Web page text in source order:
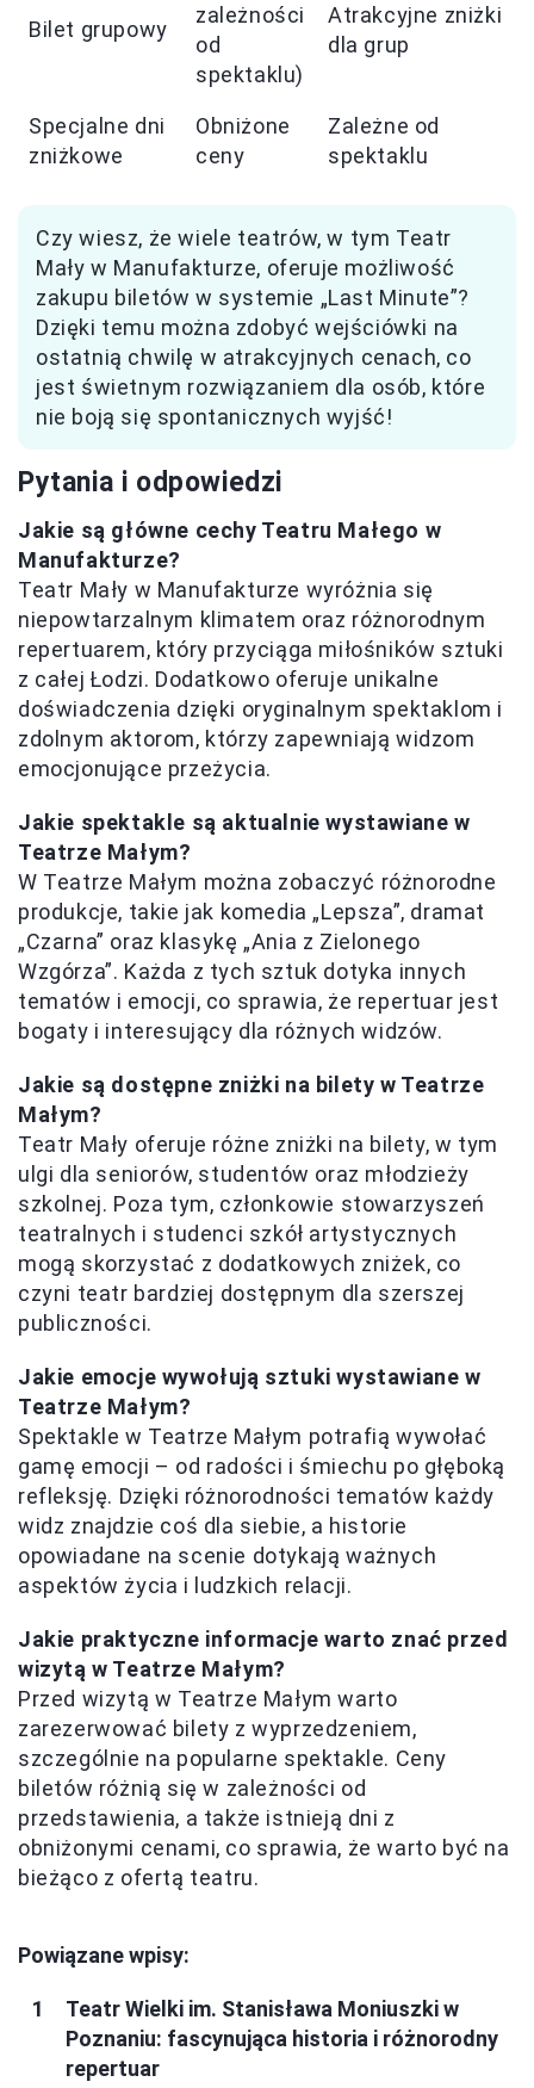
Bilet grupowy
zależności
od
spektaklu)
Atrakcyjne zniżki
dla grup
Specjalne dni
zniżkowe
Obniżone
ceny
Zależne od
spektaklu
Czy wiesz, że wiele teatrów, w tym Teatr
Mały w Manufakturze, oferuje możliwość
zakupu biletów w systemie „Last Minute”?
Dzięki temu można zdobyć wejściówki na
ostatnią chwilę w atrakcyjnych cenach, co
jest świetnym rozwiązaniem dla osób, które
nie boją się spontanicznych wyjść!
Pytania i odpowiedzi
Jakie są główne cechy Teatru Małego w
Manufakturze?
Teatr Mały w Manufakturze wyróżnia się
niepowtarzalnym klimatem oraz różnorodnym
repertuarem, który przyciąga miłośników sztuki
z całej Łodzi. Dodatkowo oferuje unikalne
doświadczenia dzięki oryginalnym spektaklom i
zdolnym aktorom, którzy zapewniają widzom
emocjonujące przeżycia.
Jakie spektakle są aktualnie wystawiane w
Teatrze Małym?
W Teatrze Małym można zobaczyć różnorodne
produkcje, takie jak komedia „Lepsza”, dramat
„Czarna” oraz klasykę „Ania z Zielonego
Wzgórza”. Każda z tych sztuk dotyka innych
tematów i emocji, co sprawia, że repertuar jest
bogaty i interesujący dla różnych widzów.
Jakie są dostępne zniżki na bilety w Teatrze
Małym?
Teatr Mały oferuje różne zniżki na bilety, w tym
ulgi dla seniorów, studentów oraz młodzieży
szkolnej. Poza tym, członkowie stowarzyszeń
teatralnych i studenci szkół artystycznych
mogą skorzystać z dodatkowych zniżek, co
czyni teatr bardziej dostępnym dla szerszej
publiczności.
Jakie emocje wywołują sztuki wystawiane w
Teatrze Małym?
Spektakle w Teatrze Małym potrafią wywołać
gamę emocji – od radości i śmiechu po głęboką
refleksję. Dzięki różnorodności tematów każdy
widz znajdzie coś dla siebie, a historie
opowiadane na scenie dotykają ważnych
aspektów życia i ludzkich relacji.
Jakie praktyczne informacje warto znać przed
wizytą w Teatrze Małym?
Przed wizytą w Teatrze Małym warto
zarezerwować bilety z wyprzedzeniem,
szczególnie na popularne spektakle. Ceny
biletów różnią się w zależności od
przedstawienia, a także istnieją dni z
obniżonymi cenami, co sprawia, że warto być na
bieżąco z ofertą teatru.
Powiązane wpisy:
Teatr Wielki im. Stanisława Moniuszki w
Poznaniu: fascynująca historia i różnorodny
repertuar